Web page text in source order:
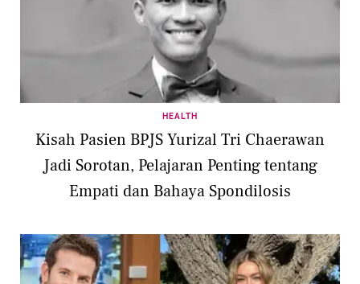
HEALTH
Kisah Pasien BPJS Yurizal Tri Chaerawan
Jadi Sorotan, Pelajaran Penting tentang
Empati dan Bahaya Spondilosis